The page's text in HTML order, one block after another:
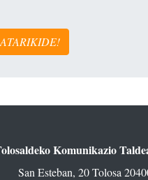
Komunikazio
San Esteban, 20 Tolosa